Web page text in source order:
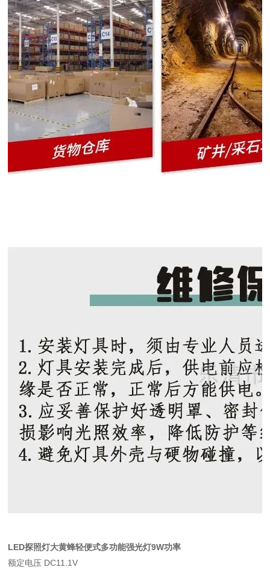
LED探照灯大黄蜂轻便式多功能强光灯9W功率
额定电压 DC11.1V